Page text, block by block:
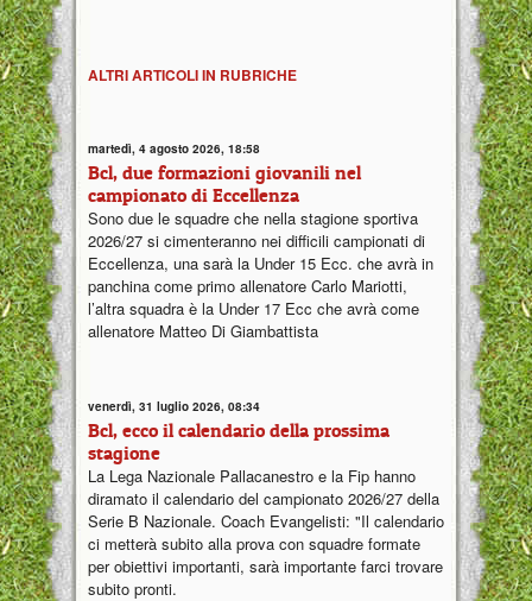
ALTRI ARTICOLI IN RUBRICHE
martedì, 4 agosto 2026, 18:58
Bcl, due formazioni giovanili nel
campionato di Eccellenza
Sono due le squadre che nella stagione sportiva
2026/27 si cimenteranno nei difficili campionati di
Eccellenza, una sarà la Under 15 Ecc. che avrà in
panchina come primo allenatore Carlo Mariotti,
l’altra squadra è la Under 17 Ecc che avrà come
allenatore Matteo Di Giambattista
venerdì, 31 luglio 2026, 08:34
Bcl, ecco il calendario della prossima
stagione
La Lega Nazionale Pallacanestro e la Fip hanno
diramato il calendario del campionato 2026/27 della
Serie B Nazionale. Coach Evangelisti: "Il calendario
ci metterà subito alla prova con squadre formate
per obiettivi importanti, sarà importante farci trovare
subito pronti.